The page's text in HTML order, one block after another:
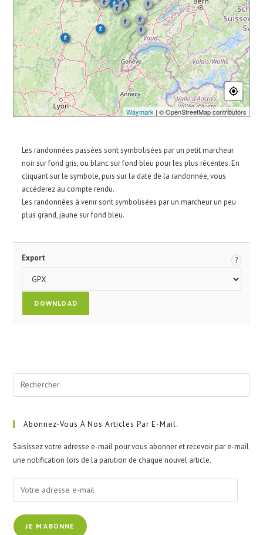
Waymark | © OpenStreetMap contributors
Les randonnées passées sont symbolisées par un petit marcheur
noir sur fond gris, ou blanc sur fond bleu pour les plus récentes. En
cliquant sur le symbole, puis sur la date de la randonnée, vous
accéderez au compte rendu.
Les randonnées à venir sont symbolisées par un marcheur un peu
plus grand, jaune sur fond bleu.
?
Export
Abonnez-Vous À Nos Articles Par E-Mail.
Saisissez votre adresse e-mail pour vous abonner et recevoir par e-mail
une notification lors de la parution de chaque nouvel article.
Votre
adresse
e-
mailJE M'ABONNE